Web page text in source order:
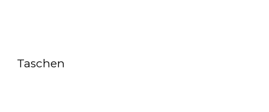
Taschen